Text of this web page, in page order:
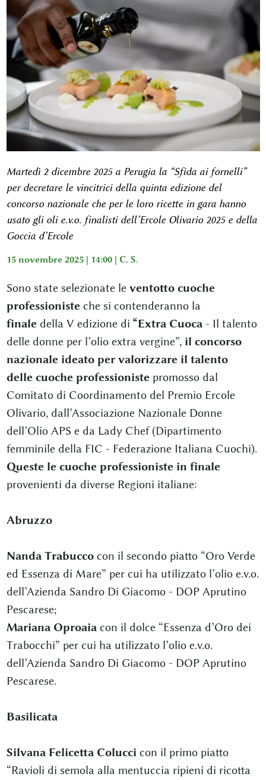
Martedì 2 dicembre 2025 a Perugia la “Sfida ai fornelli”
per decretare le vincitrici della quinta edizione del
concorso nazionale che per le loro ricette in gara hanno
usato gli oli e.v.o. finalisti dell’Ercole Olivario 2025 e della
Goccia d’Ercole
15 novembre 2025 | 14:00 | C. S.
Sono state selezionate le ventotto cuoche
professioniste che si contenderanno la
finale della V edizione di “Extra Cuoca- Il talento
delle donne per l’olio extra vergine”, il concorso
nazionale ideato per valorizzare il talento
delle cuoche professionistepromosso dal
Comitato di Coordinamento del Premio Ercole
Olivario, dall’Associazione Nazionale Donne
dell’Olio APS e da Lady Chef (Dipartimento
femminile della FIC - Federazione Italiana Cuochi).
Queste le cuoche professioniste in finale
provenienti da diverse Regioni italiane:
Abruzzo
Nanda Trabucco con il secondo piatto “Oro Verde
ed Essenza di Mare” per cui ha utilizzato l’olio e.v.o.
dell’Azienda Sandro Di Giacomo - DOP Aprutino
Pescarese;
Mariana Oproaiacon il dolce “Essenza d’Oro dei
Trabocchi” per cui ha utilizzato l’olio e.v.o.
dell’Azienda Sandro Di Giacomo - DOP Aprutino
Pescarese.
Basilicata
Silvana Felicetta Colucci con il primo piatto
“Ravioli di semola alla mentuccia ripieni di ricotta